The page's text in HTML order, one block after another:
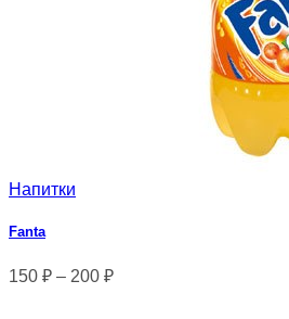
Напитки
Fanta
150 ₽ – 200 ₽